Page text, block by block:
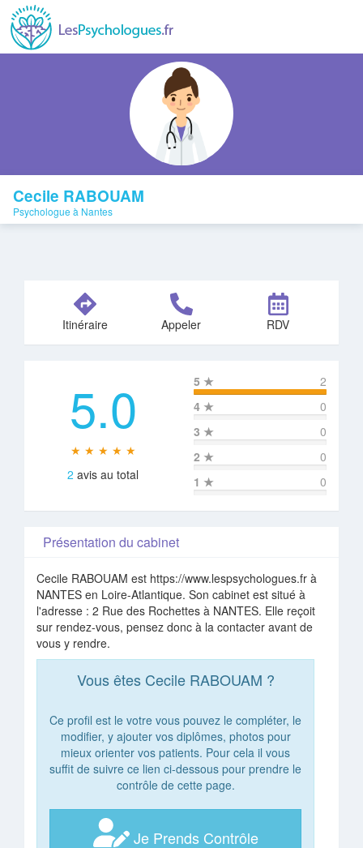
Cecile RABOUAM
Psychologue à Nantes
Itinéraire Appeler RDV
5.0
★ ★ ★ ★ ★
2 avis au total
5 ★
2
4 ★
0
3 ★
0
2 ★
0
1 ★ 0
Présentation du cabinet
Cecile RABOUAM est https://www.lespsychologues.fr à
NANTES en Loire-Atlantique. Son cabinet est situé à
l'adresse : 2 Rue des Rochettes à NANTES. Elle reçoit
sur rendez-vous, pensez donc à la contacter avant de
vous y rendre.
Vous êtes Cecile RABOUAM ?
Ce profil est le votre vous pouvez le compléter, le
modifier, y ajouter vos diplômes, photos pour
mieux orienter vos patients. Pour cela il vous
suffit de suivre ce lien ci-dessous pour prendre le
contrôle de cette page.
Je Prends Contrôle